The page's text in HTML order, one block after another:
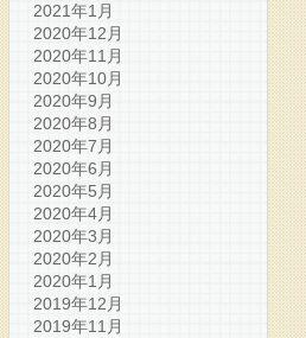
2021年1月
2020年12月
2020年11月
2020年10月
2020年9月
2020年8月
2020年7月
2020年6月
2020年5月
2020年4月
2020年3月
2020年2月
2020年1月
2019年12月
2019年11月